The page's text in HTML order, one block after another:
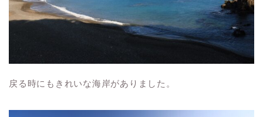
戻る時にもきれいな海岸がありました。